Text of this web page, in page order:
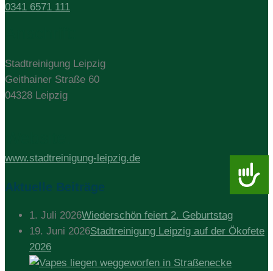
0341 6571 111
Stadtreinigung Leipzig
Geithainer Straße 60
04328 Leipzig
www.stadtreinigung-leipzig.de
Aktuelle Beiträge
1. Juli 2026Wiederschön feiert 2. Geburtstag
19. Juni 2026Stadtreinigung Leipzig auf der Ökofete
2026